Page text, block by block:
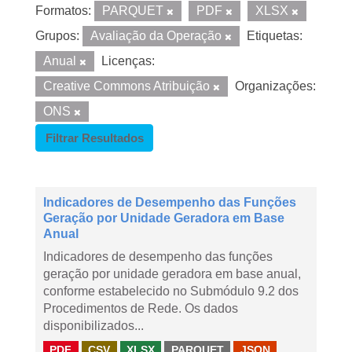
Formatos: PARQUET PDF
XLSX
Grupos:
Avaliação da Operação
Etiquetas:
Anual
Licenças:
Creative Commons Atribuição
Organizações:
ONS
Filtrar Resultados
Indicadores de Desempenho das Funções
Geração por Unidade Geradora em Base
Anual
Indicadores de desempenho das funções
geração por unidade geradora em base anual,
conforme estabelecido no Submódulo 9.2 dos
Procedimentos de Rede. Os dados
disponibilizados...